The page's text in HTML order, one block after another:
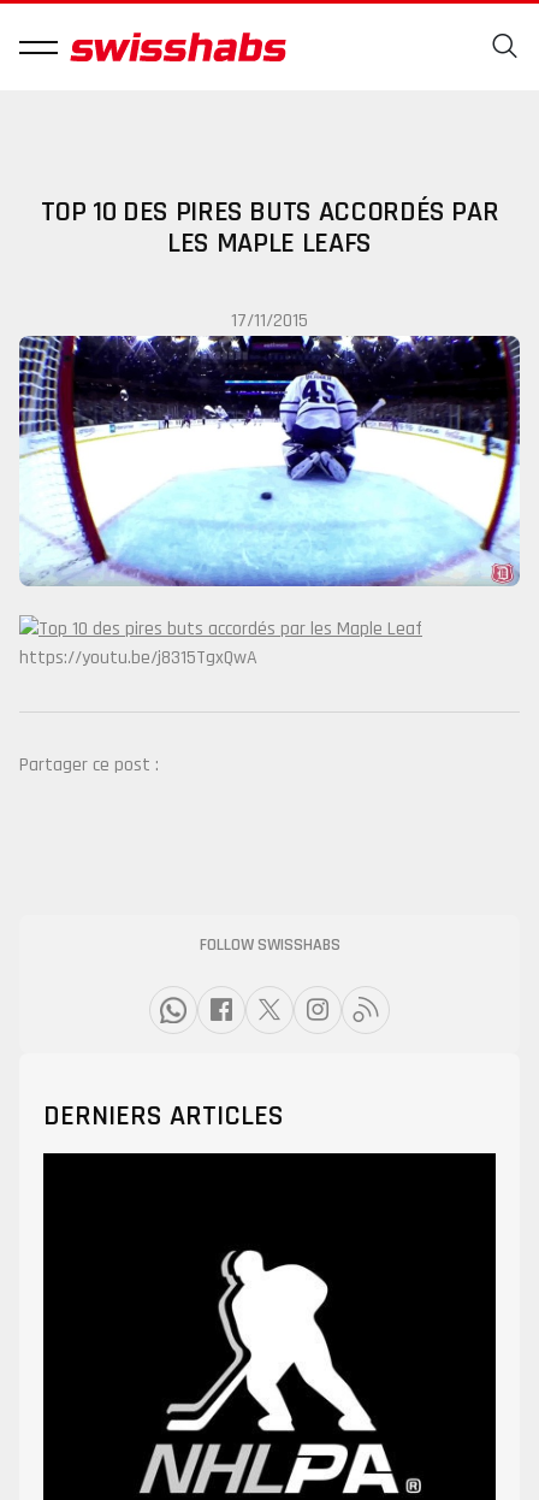
TOP 10 DES PIRES BUTS ACCORDÉS PAR
LES MAPLE LEAFS
17/11/2015
https://youtu.be/j8315TgxQwA
Partager ce post :
FOLLOW SWISSHABS
DERNIERS ARTICLES